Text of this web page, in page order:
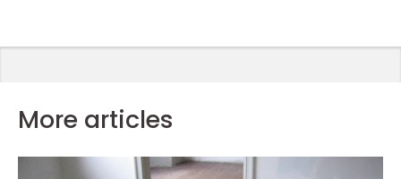
More articles